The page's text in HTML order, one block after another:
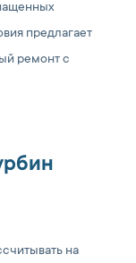
предлагает
ремонт с
на